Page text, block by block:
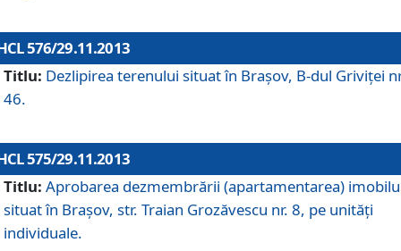
576/29.11.2013
Titlu: Dezlipirea terenului situat în Braşov, B-dul Griviţei
46.
575/29.11.2013
Titlu: Aprobarea dezmembrării (apartamentarea)
situat în Braşov, str. Traian Grozăvescu nr. 8, pe unităţi
individuale.